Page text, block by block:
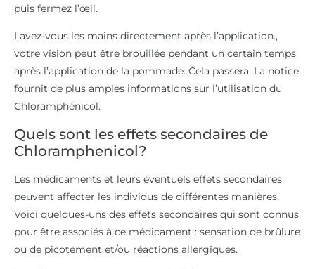
puis fermez l’œil.
Lavez-vous les mains directement après l’application.,
votre vision peut être brouillée pendant un certain temps
après l’application de la pommade. Cela passera. La notice
fournit de plus amples informations sur l’utilisation du
Chloramphénicol.
Quels sont les effets secondaires de
Chloramphenicol?
Les médicaments et leurs éventuels effets secondaires
peuvent affecter les individus de différentes manières.
Voici quelques-uns des effets secondaires qui sont connus
pour être associés à ce médicament : sensation de brûlure
ou de picotement et/ou réactions allergiques.